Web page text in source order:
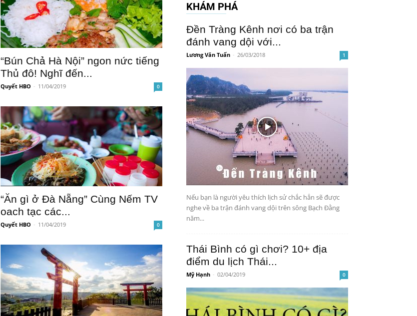
“Bún Chả Hà Nội” ngon nức tiếng
Thủ đô! Nghĩ đến...
Quyết HBO - 11/04/2019 0
“Ăn gì ở Đà Nẵng” Cùng Nếm TV
oach tạc các...
Quyết HBO - 11/04/2019 0
KHÁM PHÁ
Đền Tràng Kênh nơi có ba trận
đánh vang dội với...
Lương Văn Tuấn - 26/03/2018 1
Nếu bạn là người yêu thích lịch sử chắc hẳn sẽ được
nghe về ba trận đánh vang dội trên sông Bạch Đằng
năm...
Thái Bình có gì chơi? 10+ địa
điểm du lịch Thái...
Mỹ Hạnh - 02/04/2019 0